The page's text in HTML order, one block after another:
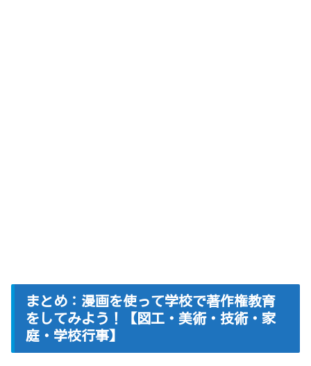
まとめ：漫画を使って学校で著作権教育
をしてみよう！【図工・美術・技術・家
庭・学校行事】